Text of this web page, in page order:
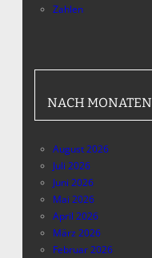
Zahlen
NACH MONATEN
August 2026
Juli 2026
Juni 2026
Mai 2026
April 2026
März 2026
Februar 2026